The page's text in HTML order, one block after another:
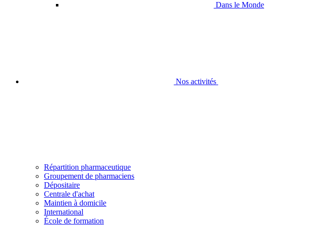
Dans le Monde
Nos activités
Répartition pharmaceutique
Groupement de pharmaciens
Dépositaire
Centrale d'achat
Maintien à domicile
International
École de formation